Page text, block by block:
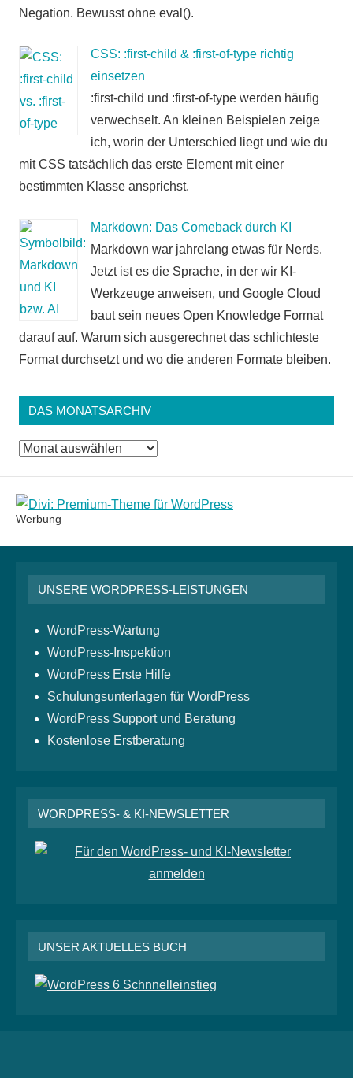
Negation. Bewusst ohne eval().
CSS: :first-child & :first-of-type richtig
einsetzen
:first-child und :first-of-type werden häufig
verwechselt. An kleinen Beispielen zeige
ich, worin der Unterschied liegt und wie du
mit CSS tatsächlich das erste Element mit einer
bestimmten Klasse ansprichst.
Markdown: Das Comeback durch KI
Markdown war jahrelang etwas für Nerds.
Jetzt ist es die Sprache, in der wir KI-
Werkzeuge anweisen, und Google Cloud
baut sein neues Open Knowledge Format
darauf auf. Warum sich ausgerechnet das schlichteste
Format durchsetzt und wo die anderen Formate bleiben.
DAS MONATSARCHIV
Das
Werbung
UNSERE WORDPRESS-LEISTUNGEN
WordPress-Wartung
WordPress-Inspektion
WordPress Erste Hilfe
Schulungsunterlagen für WordPress
WordPress Support und Beratung
Kostenlose Erstberatung
WORDPRESS- & KI-NEWSLETTER
UNSER AKTUELLES BUCH